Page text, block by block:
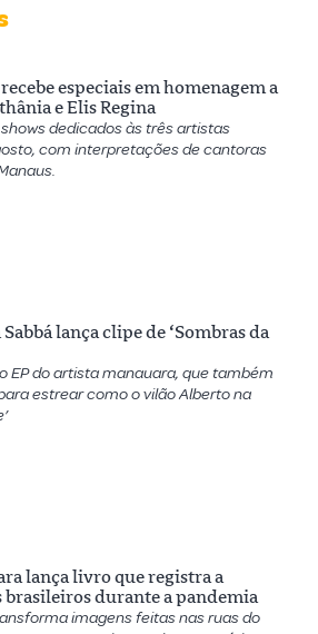
especiais em homenagem a
e Elis Regina
dedicados às três artistas
com interpretações de cantoras
lança clipe de ‘Sombras da
EP do artista manauara, que também
estrear como o vilão Alberto na
lança livro que registra a
brasileiros durante a pandemia
imagens feitas nas ruas do